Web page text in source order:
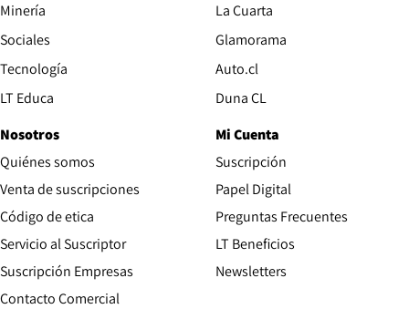
Minería
Sociales
Tecnología
LT Educa
La Cuarta
Glamorama
Auto.cl
Duna CL
Nosotros
Quiénes somos
Venta de suscripciones
Código de etica Opens in new window
Servicio al Suscriptor
Suscripción Empresas
Contacto Comercial
Mi Cuenta
Suscripción
Papel Digital
Preguntas Frecuentes
LT Beneficios
Newsletters